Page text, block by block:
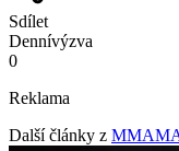
Sdílet
Dennívýzva
0
Reklama
Další články z